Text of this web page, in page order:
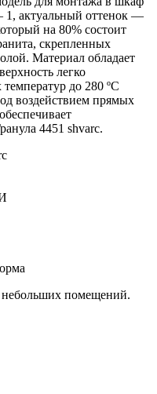
актуальный оттенок —
на 80% состоит
скрепленных
Материал обладает
легко
до 280 ºС
воздействием прямых
4451 shvarc.
помещений.